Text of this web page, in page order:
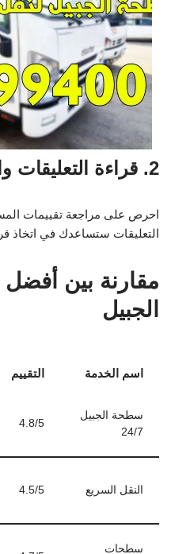
2. قراءة التعليقات والتقييمات
احرص على مراجعة تقييمات
التعليقات ستساعدك في اتخاذ
مقارنة بين
الجبيل
اسم الخدمة التقييم
سطحة الجبيل
24/7
4.8/5
النقل السريع 4.5/5
سطحات